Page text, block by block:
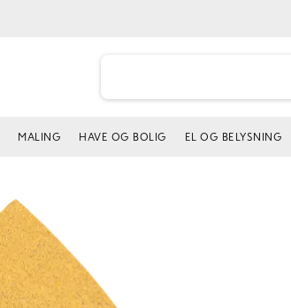
MALING HAVE OG BOLIG EL OG BELYSNING